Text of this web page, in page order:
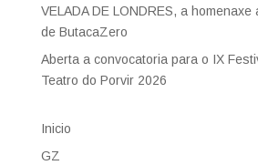
VELADA DE LONDRES, a
de ButacaZero
Aberta a convocatoria para o IX
Teatro do Porvir 2026
Inicio
GZ